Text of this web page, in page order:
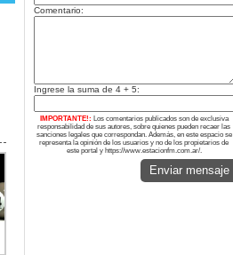
Comentario:
Ingrese la suma de 4 + 5:
IMPORTANTE!: Los comentarios publicados son de exclusiva
responsabilidad de sus autores, sobre quienes pueden recaer las
sanciones legales que correspondan. Además, en este espacio se
representa la opinión de los usuarios y no de los propietarios de
este portal y https://www.estacionfm.com.ar/.
Enviar mensaje